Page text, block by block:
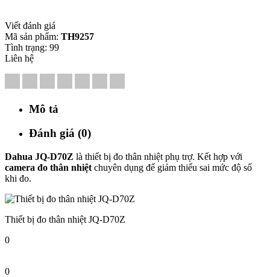
Viết đánh giá
Mã sản phẩm: TH9257
Tình trạng: 99
Liên hệ
Mô tả
Đánh giá (0)
Dahua JQ-D70Z là thiết bị đo thân nhiệt phụ trợ. Kết hợp với
camera đo thân nhiệt chuyên dụng để giảm thiểu sai mức độ số
khi đo.
Thiết bị đo thân nhiệt JQ-D70Z
0
0